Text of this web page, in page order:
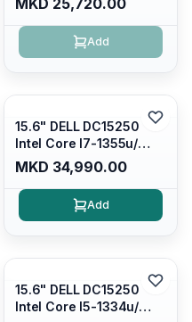
M.2/ Iris Xe Graphics/
120Hz Anti-glare LED
Display/ Backlit Kb/
MKD 25,720.00
Add
15.6" DELL DC15250
Intel Core I7-1355u/
16GB DDR4 / 512GB SSD
M.2 2230/ Intel UHD
Graphics/ 120Hz Anti-
glare FULLHD LED
MKD 34,990.00
Add
15.6" DELL DC15250
Intel Core I5-1334u/